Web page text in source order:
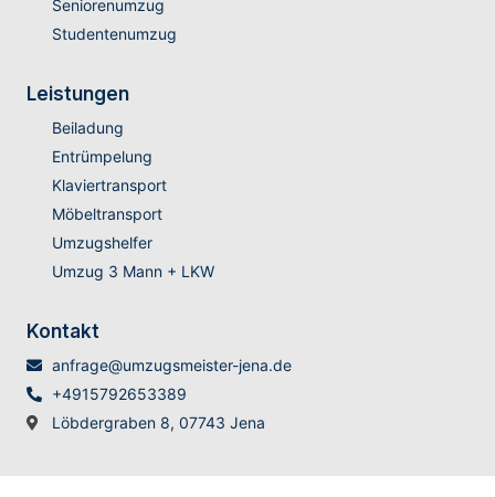
Seniorenumzug
Studentenumzug
Leistungen
Beiladung
Entrümpelung
Klaviertransport
Möbeltransport
Umzugshelfer
Umzug 3 Mann + LKW
Kontakt
anfrage@umzugsmeister-jena.de
+4915792653389
Löbdergraben 8, 07743 Jena